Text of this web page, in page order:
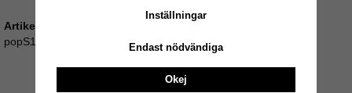
Artikelnummer:
popS18_150_1
Recensioner
Inställningar
Endast nödvändiga
Okej